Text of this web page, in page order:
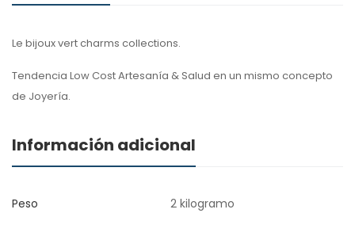
Le bijoux vert charms collections.
Tendencia Low Cost Artesanía & Salud en un mismo concepto
de Joyería.
Información adicional
Peso 2 kilogramo